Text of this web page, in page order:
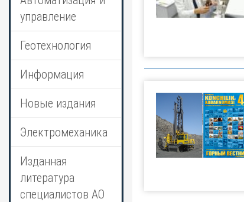
управление
Геотехнология
Информация
Новые издания
Электромеханика
Изданная
литература
специалистов АО